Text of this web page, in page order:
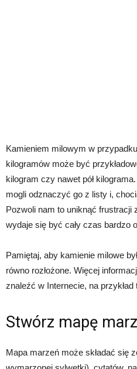
Kamieniem milowym w
kilogramów może być
kilogram czy nawet pół
mogli odznaczyć go z listy i,
Pozwoli nam to uniknąć frustracji
wydaje się być cały czas bardzo
Pamiętaj, aby kamienie milowe
równo rozłożone. Więcej
znaleźć w Internecie, na przykład
Stwórz mapę
Mapa marzeń może składać się